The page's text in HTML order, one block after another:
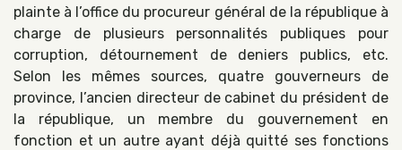
plainte à l’office du procureur général de la république à
charge de plusieurs personnalités publiques pour
corruption, détournement de deniers publics, etc.
Selon les mêmes sources, quatre gouverneurs de
province, l’ancien directeur de cabinet du président de
la république, un membre du gouvernement en
fonction et un autre ayant déjà quitté ses fonctions